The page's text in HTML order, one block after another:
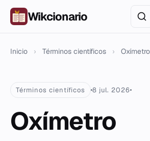
Wikcionario
Inicio › Términos científicos › Oxímetro
Términos científicos 8 jul. 2026
Oxímetro